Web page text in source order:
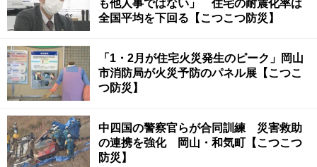
も他人事ではない」 住宅の耐震化率は
全国平均を下回る【こつこつ防災】
「1・2月が住宅火災発生のピーク」岡山
市消防局が火災予防のパネル展【こつこ
つ防災】
中四国の警察官らが合同訓練 災害救助
の連携を強化 岡山・和気町【こつこつ
防災】